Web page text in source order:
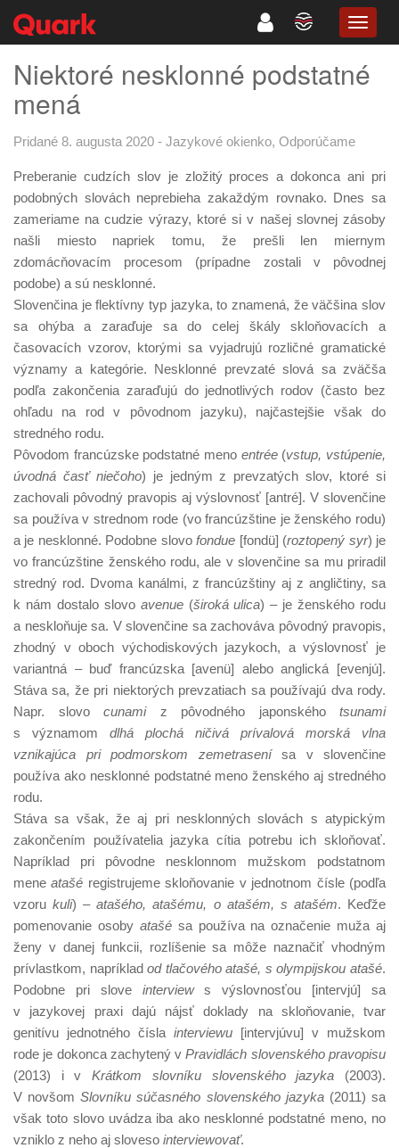
Niektoré nesklonné podstatné
mená
Pridané 8. augusta 2020 - Jazykové okienko, Odporúčame
Preberanie cudzích slov je zložitý proces a dokonca ani pri
podobných slovách neprebieha zakaždým rovnako. Dnes sa
zameriame na cudzie výrazy, ktoré si v našej slovnej zásoby
našli miesto napriek tomu, že prešli len miernym
zdomácňovacím procesom (prípadne zostali v pôvodnej
podobe) a sú nesklonné.
Slovenčina je flektívny typ jazyka, to znamená, že väčšina slov
sa ohýba a zaraďuje sa do celej škály skloňovacích a
časovacích vzorov, ktorými sa vyjadrujú rozličné gramatické
významy a kategórie. Nesklonné prevzaté slová sa zväčša
podľa zakončenia zaraďujú do jednotlivých rodov (často bez
ohľadu na rod v pôvodnom jazyku), najčastejšie však do
stredného rodu.
Pôvodom francúzske podstatné meno entrée(vstup, vstúpenie,
úvodná časť niečoho) je jedným z prevzatých slov, ktoré si
zachovali pôvodný pravopis aj výslovnosť [antré]. V slovenčine
sa používa v strednom rode (vo francúzštine je ženského rodu)
a je nesklonné. Podobne slovofondue [fondü] (roztopený syr) je
vo francúzštine ženského rodu, ale v slovenčine sa mu priradil
stredný rod. Dvoma kanálmi, z francúzštiny aj z angličtiny, sa
k nám dostalo slovo avenue (široká ulica)–je ženského rodu
a neskloňuje sa. V slovenčine sa zachováva pôvodný pravopis,
zhodný v oboch východiskových jazykoch, a výslovnosť je
variantná – buď francúzska [avenü] alebo anglická [evenjú].
Stáva sa, že pri niektorých prevzatiach sa používajú dva rody.
Napr. slovo cunamiz pôvodného japonského tsunami
s významom dlhá plochá ničivá prívalová morská vlna
vznikajúca pri podmorskom zemetrasenísa v slovenčine
používa ako nesklonné podstatné meno ženského aj stredného
rodu.
Stáva sa však, že aj pri nesklonných slovách s atypickým
zakončením používatelia jazyka cítia potrebu ich skloňovať.
Napríklad pri pôvodne nesklonnom mužskom podstatnom
meneatašé registrujeme skloňovanie v jednotnom čísle (podľa
vzorukuli) –atašého, atašému, o atašém, s atašém. Keďže
pomenovanie osoby atašésa používa na označenie muža aj
ženy v danej funkcii, rozlíšenie sa môže naznačiť vhodným
prívlastkom, napríkladod tlačového atašé, s olympijskou atašé.
Podobne pri slove interviews výslovnosťou [intervjú] sa
v jazykovej praxi dajú nájsť doklady na skloňovanie, tvar
genitívu jednotného čísla interviewu [intervjúvu] v mužskom
rode je dokonca zachytený vPravidlách slovenského pravopisu
(2013) i vKrátkom slovníku slovenského jazyka (2003).
V novšomSlovníku súčasného slovenského jazyka(2011) sa
však toto slovo uvádza iba ako nesklonné podstatné meno, no
vzniklo z neho aj sloveso interviewovať.